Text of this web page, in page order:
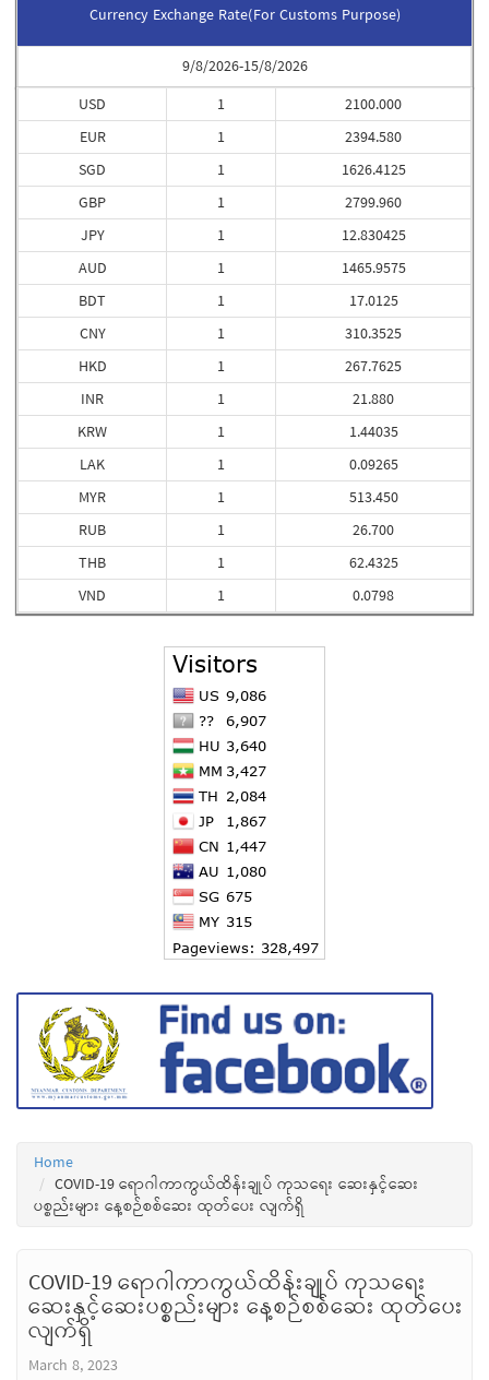
Currency Exchange Rate(For Customs Purpose)
9/8/2026-15/8/2026
USD
EUR
SGD
GBP
JPY
AUD
BDT
CNY
HKD
INR
KRW
LAK
MYR
RUB
THB
VND
1
1
1
1
1
1
1
1
1
1
1
1
1
1
1
1
2100.000
2394.580
1626.4125
2799.960
12.830425
1465.9575
17.0125
310.3525
267.7625
21.880
1.44035
0.09265
513.450
26.700
62.4325
0.0798
Home
COVID-19 ရောဂါကာကွယ်ထိန်းချုပ် ကုသရေး ဆေးနှင့်ဆေး
ပစ္စည်းများ နေ့စဉ်စစ်ဆေး ထုတ်ပေး လျက်ရှိ
COVID-19 ရောဂါကာကွယ်ထိန်းချုပ် ကုသရေး
ဆေးနှင့်ဆေးပစ္စည်းများ နေ့စဉ်စစ်ဆေး ထုတ်ပေး
လျက်ရှိ
March 8, 2023